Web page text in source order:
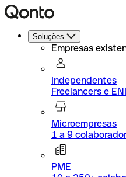
Soluções
Empresas
Independentes
Freelancers e ENI
Microempresas
1 a 9
PME